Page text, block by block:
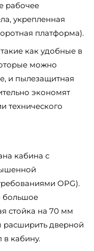
рабочее
укрепленная
платформа).
как удобные в
можно
и пылезащитная
экономят
технического
кабина с
OPG).
большое
стойка на 70 мм
расширить дверной
в кабину.